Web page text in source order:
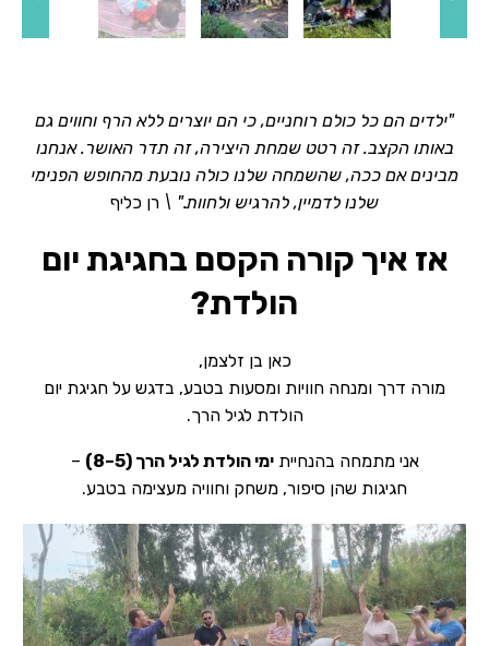
"ילדים הם כל כולם רוחניים, כי הם יוצרים ללא הרף וחווים גם
באותו הקצב. זה רטט שמחת היצירה, זה תדר האושר. אנחנו
מבינים אם ככה, שהשמחה שלנו כולה נובעת מהחופש הפנימי
שלנו לדמיין, להרגיש ולחוות." \ רן כליף
אז איך קורה הקסם בחגיגת יום
הולדת?
כאן בן זלצמן,
מורה דרך ומנחה חוויות ומסעות בטבע, בדגש על חגיגת יום
הולדת לגיל הרך.
אני מתמחה בהנחייתימי הולדת לגיל הרך (5–8)
–
חגיגות שהן סיפור, משחק וחוויה מעצימה בטבע.